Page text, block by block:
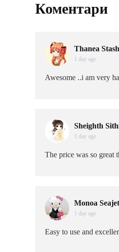
Коментари
Thanea
1 day age
Awesome ..i am very
Sheighth
1 day age
The price was so
Monoa
1 day age
Easy to use and